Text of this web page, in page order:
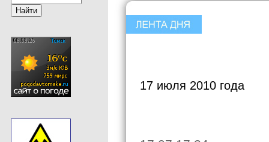
17 июля 2010 года